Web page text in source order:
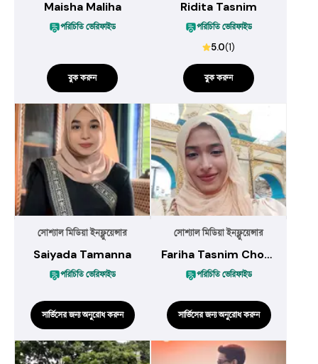
Maisha Maliha
পরিচিতি ভেরিফাইড
বুক করুন
Ridita Tasnim
পরিচিতি ভেরিফাইড
5.0(1)
বুক করুন
সোশ্যাল মিডিয়া ইনফ্লুয়েন্সার
Saiyada Tamanna
পরিচিতি ভেরিফাইড
সার্ভিসের জন্য অনুরোধ করুন
সোশ্যাল মিডিয়া ইনফ্লুয়েন্সার
Fariha Tasnim Chowdhury
পরিচিতি ভেরিফাইড
সার্ভিসের জন্য অনুরোধ করুন